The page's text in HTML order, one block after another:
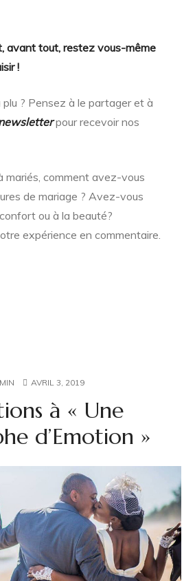
avant tout, restez vous-même
!
? Pensez à le partager et à
pour recevoir nos
mariés, comment avez-vous
de mariage ? Avez-vous
ou à la beauté?
expérience en commentaire.
AVRIL 3, 2019
à « Une
d’Emotion »